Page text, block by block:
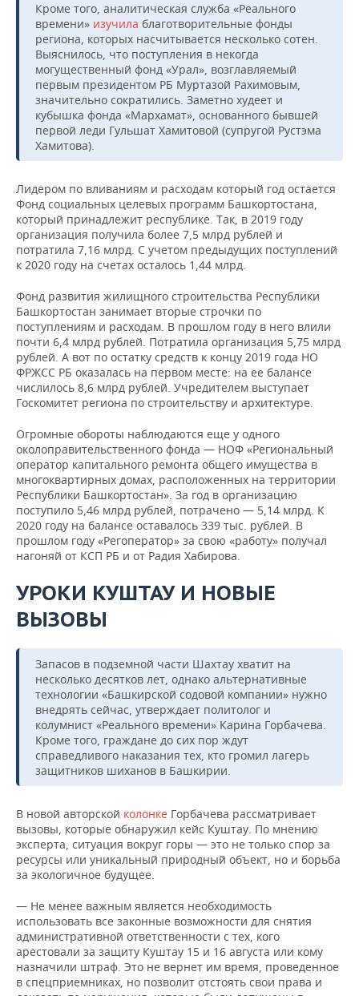
Кроме того, аналитическая служба «Реального
времени» изучила благотворительные фонды
региона, которых насчитывается несколько сотен.
Выяснилось, что поступления в некогда
могущественный фонд «Урал», возглавляемый
первым президентом РБ Муртазой Рахимовым,
значительно сократились. Заметно худеет и
кубышка фонда «Мархамат», основанного бывшей
первой леди Гульшат Хамитовой (супругой Рустэма
Хамитова).
Лидером по вливаниям и расходам который год остается
Фонд социальных целевых программ Башкортостана,
который принадлежит республике. Так, в 2019 году
организация получила более 7,5 млрд рублей и
потратила 7,16 млрд. С учетом предыдущих поступлений
к 2020 году на счетах осталось 1,44 млрд.
Фонд развития жилищного строительства Республики
Башкортостан занимает вторые строчки по
поступлениям и расходам. В прошлом году в него влили
почти 6,4 млрд рублей. Потратила организация 5,75 млрд
рублей. А вот по остатку средств к концу 2019 года НО
ФРЖСС РБ оказалась на первом месте: на ее балансе
числилось 8,6 млрд рублей. Учредителем выступает
Госкомитет региона по строительству и архитектуре.
Огромные обороты наблюдаются еще у одного
околоправительственного фонда — НОФ «Региональный
оператор капитального ремонта общего имущества в
многоквартирных домах, расположенных на территории
Республики Башкортостан». За год в организацию
поступило 5,46 млрд рублей, потрачено — 5,14 млрд. К
2020 году на балансе оставалось 339 тыс. рублей. В
прошлом году «Регоператор» за свою «работу» получал
нагоняй от КСП РБ и от Радия Хабирова.
УРОКИ КУШТАУ И НОВЫЕ
ВЫЗОВЫ
Запасов в подземной части Шахтау хватит на
несколько десятков лет, однако альтернативные
технологии «Башкирской содовой компании» нужно
внедрять сейчас, утверждает политолог и
колумнист «Реального времени» Карина Горбачева.
Кроме того, граждане до сих пор ждут
справедливого наказания тех, кто громил лагерь
защитников шиханов в Башкирии.
В новой авторской колонке Горбачева рассматривает
вызовы, которые обнаружил кейс Куштау. По мнению
эксперта, ситуация вокруг горы — это не только спор за
ресурсы или уникальный природный объект, но и борьба
за экологичное будущее.
— Не менее важным является необходимость
использовать все законные возможности для снятия
административной ответственности с тех, кого
арестовали за защиту Куштау 15 и 16 августа или кому
назначили штраф. Это не вернет им время, проведенное
в спецприемниках, но позволит отстоять свои права и